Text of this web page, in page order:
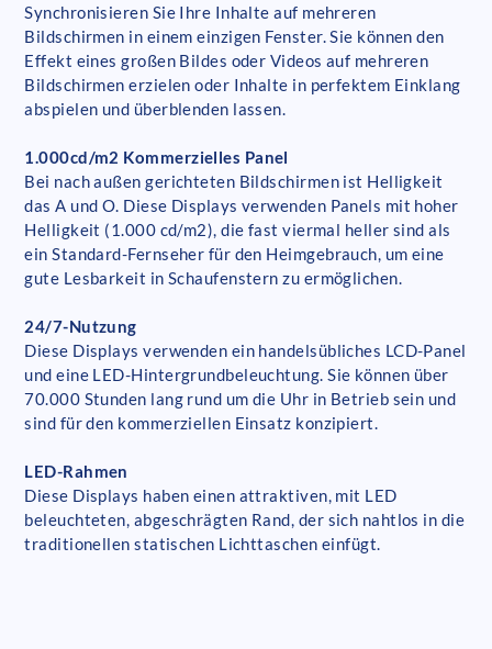
Synchronisieren Sie Ihre Inhalte auf mehreren
Bildschirmen in einem einzigen Fenster. Sie können den
Effekt eines großen Bildes oder Videos auf mehreren
Bildschirmen erzielen oder Inhalte in perfektem Einklang
abspielen und überblenden lassen.
1.000cd/m2 Kommerzielles Panel
Bei nach außen gerichteten Bildschirmen ist Helligkeit
das A und O. Diese Displays verwenden Panels mit hoher
Helligkeit (1.000 cd/m2), die fast viermal heller sind als
ein Standard-Fernseher für den Heimgebrauch, um eine
gute Lesbarkeit in Schaufenstern zu ermöglichen.
24/7-Nutzung
Diese Displays verwenden ein handelsübliches LCD-Panel
und eine LED-Hintergrundbeleuchtung. Sie können über
70.000 Stunden lang rund um die Uhr in Betrieb sein und
sind für den kommerziellen Einsatz konzipiert.
LED-Rahmen
Diese Displays haben einen attraktiven, mit LED
beleuchteten, abgeschrägten Rand, der sich nahtlos in die
traditionellen statischen Lichttaschen einfügt.